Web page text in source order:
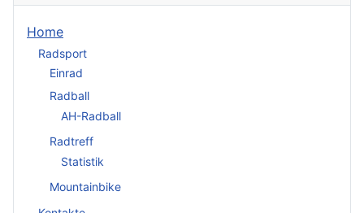
Home
Radsport
Einrad
Radball
AH-Radball
Radtreff
Statistik
Mountainbike